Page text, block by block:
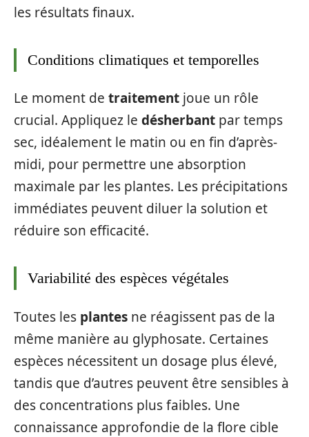
les résultats finaux.
Conditions climatiques et temporelles
Le moment de traitement joue un rôle
crucial. Appliquez le désherbant par temps
sec, idéalement le matin ou en fin d’après-
midi, pour permettre une absorption
maximale par les plantes. Les précipitations
immédiates peuvent diluer la solution et
réduire son efficacité.
Variabilité des espèces végétales
Toutes les plantes ne réagissent pas de la
même manière au glyphosate. Certaines
espèces nécessitent un dosage plus élevé,
tandis que d’autres peuvent être sensibles à
des concentrations plus faibles. Une
connaissance approfondie de la flore cible